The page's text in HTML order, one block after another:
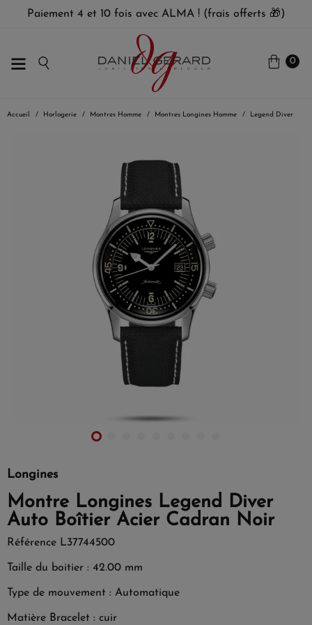
Paiement 4 et 10 fois avec ALMA ! (frais offerts 🎁)
0
Accueil Horlogerie Montres Homme Montres Longines Homme Legend Diver
Longines
Montre Longines Legend Diver
Auto Boîtier Acier Cadran Noir
Référence L37744500
Taille du boitier : 42.00 mm
Type de mouvement : Automatique
Matière Bracelet : cuir